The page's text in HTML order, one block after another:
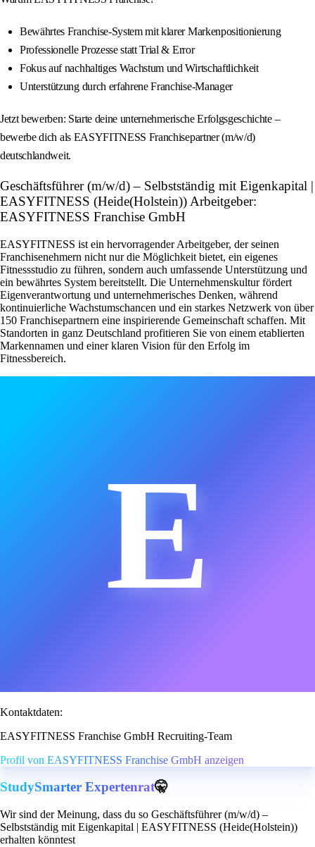
Bewährtes Franchise-System mit klarer Markenpositionierung
Professionelle Prozesse statt Trial & Error
Fokus auf nachhaltiges Wachstum und Wirtschaftlichkeit
Unterstützung durch erfahrene Franchise-Manager
Jetzt bewerben: Starte deine unternehmerische Erfolgsgeschichte –
bewerbe dich als EASYFITNESS Franchisepartner (m/w/d)
deutschlandweit.
Geschäftsführer (m/w/d) – Selbstständig mit Eigenkapital |
EASYFITNESS (Heide(Holstein)) Arbeitgeber:
EASYFITNESS Franchise GmbH
EASYFITNESS ist ein hervorragender Arbeitgeber, der seinen
Franchisenehmern nicht nur die Möglichkeit bietet, ein eigenes
Fitnessstudio zu führen, sondern auch umfassende Unterstützung und
ein bewährtes System bereitstellt. Die Unternehmenskultur fördert
Eigenverantwortung und unternehmerisches Denken, während
kontinuierliche Wachstumschancen und ein starkes Netzwerk von über
150 Franchisepartnern eine inspirierende Gemeinschaft schaffen. Mit
Standorten in ganz Deutschland profitieren Sie von einem etablierten
Markennamen und einer klaren Vision für den Erfolg im
Fitnessbereich.
E
Kontaktdaten:
EASYFITNESS Franchise GmbH Recruiting-Team
Profil von EASYFITNESS Franchise GmbH anzeigen
StudySmarter Expertenrat🤫
Wir sind der Meinung, dass du so Geschäftsführer (m/w/d) –
Selbstständig mit Eigenkapital | EASYFITNESS (Heide(Holstein))
erhalten könntest